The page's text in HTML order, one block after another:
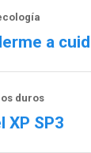
a
duros
XP SP3